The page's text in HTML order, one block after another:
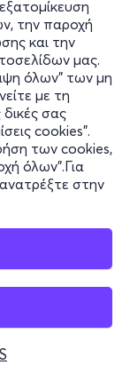
την παροχή
και την
μας.
όλων" των μη
με τη
σας
cookies".
των cookies,
όλων".Για
στην